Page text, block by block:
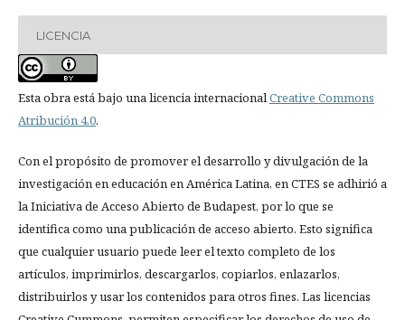
LICENCIA
Esta obra está bajo una licencia internacionalCreative Commons
Atribución 4.0.
Con el propósito de promover el desarrollo y divulgación de la
investigación en educación en América Latina, en CTES se adhirió a
la Iniciativa de Acceso Abierto de Budapest, por lo que se
identifica como una publicación de acceso abierto. Esto significa
que cualquier usuario puede leer el texto completo de los
artículos, imprimirlos, descargarlos, copiarlos, enlazarlos,
distribuirlos y usar los contenidos para otros fines. Las licencias